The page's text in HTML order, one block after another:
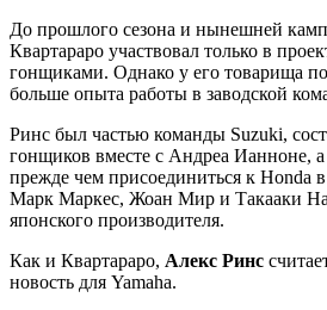
До прошлого сезона и нынешней
Квартараро участвовал только в
гонщиками. Однако у его товарища
больше опыта работы в заводской
Ринс был частью команды Suzuki,
гонщиков вместе с Андреа Ианноне,
прежде чем присоединиться к Honda
Марк Маркес, Жоан Мир и Такааки
японского производителя.
Как и Квартараро, Алекс Ринс
новость для Yamaha.